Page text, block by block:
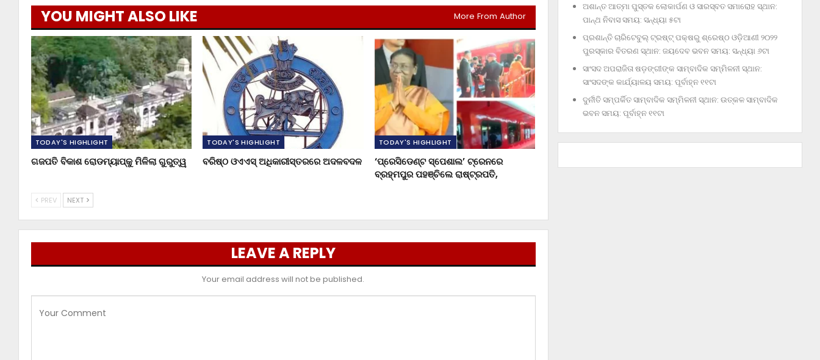
YOU MIGHT ALSO LIKE More From Author
TODAY'S HIGHLIGHT
ଗଜପତି ବିକାଶ ରୋଡମ୍ୟାପ୍‌କୁ ମିଳିଲା ଗୁରୁତ୍ୱ
TODAY'S HIGHLIGHT
ବରିଷ୍ଠ ଓଏଏସ୍‌ ଅଧିକାରୀସ୍ତରରେ ଅଦଳବଦଳ
TODAY'S HIGHLIGHT
‘ପ୍ରେସିଡେଣ୍ଟ ସ୍ପେଶାଲ’ ଟ୍ରେନରେ
ବ୍ରହ୍ମପୁର ପହଞ୍ଚିଲେ ରାଷ୍ଟ୍ରପତି,
PREV NEXT
LEAVE A REPLY
Your email address will not be published.
ଅଶାନ୍ତ ଆତ୍ମା ପୁସ୍ତକ ଲୋକାର୍ପଣ ଓ ସାରସ୍ବତ ସମାରୋହ ସ୍ଥାନ:
ପାନ୍ଥ ନିବାସ ସମୟ: ସନ୍ଧ୍ୟା ୫ଟା
ପ୍ରଶାନ୍ତି ଚାରିଟେବୁଲ୍‌ ଟ୍ରଷ୍ଟ୍‌ ପକ୍ଷରୁ ଶ୍ରେଷ୍ଠ ଓଡ଼ିଆଣୀ ୨୦୨୨
ପୁରସ୍କାର ବିତରଣ ସ୍ଥାନ: ଜୟଦେବ ଭବନ ସମୟ: ସନ୍ଧ୍ୟା ୬ଟା
ସାଂସଦ ଅପରାଜିତା ଷଡ଼ଙ୍ଗୀଙ୍କ ସାମ୍ବାଦିକ ସମ୍ମିଳନୀ ସ୍ଥାନ:
ସାଂସଦଙ୍କ କାର୍ଯ୍ୟାଳୟ ସମୟ: ପୂର୍ବାହ୍ନ ୧୧ଟା
ଦୁର୍ନୀତି ସମ୍ପର୍କିତ ସାମ୍ବାଦିକ ସମ୍ମିଳନୀ ସ୍ଥାନ: ଉତ୍କଳ ସାମ୍ବାଦିକ
ଭବନ ସମୟ: ପୂର୍ବାହ୍ନ ୧୧ଟା